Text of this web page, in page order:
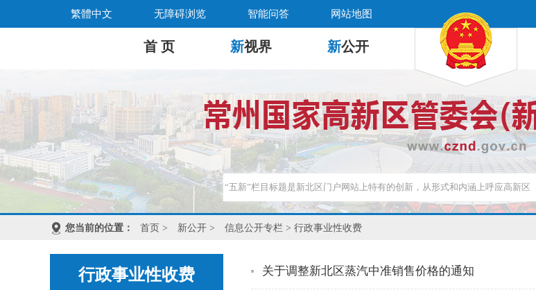
繁體中文 无障碍浏览 智能问答 网站地图
首 页 新视界 新公开
您当前的位置： 首页 > 新公开 > 信息公开专栏 > 行政事业性收费
行政事业性收费 关于调整新北区蒸汽中准销售价格的通知